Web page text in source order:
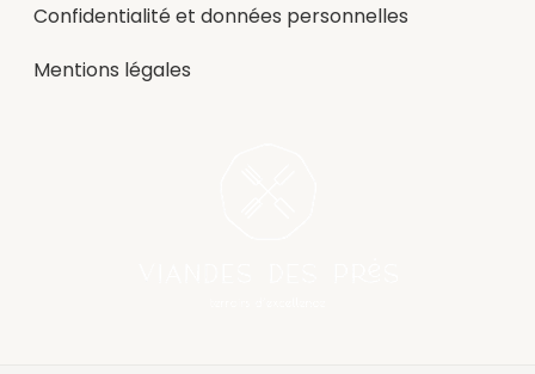
Confidentialité et données personnelles
Mentions légales